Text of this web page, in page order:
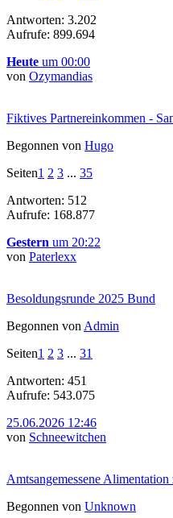
Antworten: 3.202
Aufrufe: 899.694
Heute um 00:00
von Ozymandias
Fiktives Partnereinkommen -
Begonnen von Hugo
Seiten1 2 3 ... 35
Antworten: 512
Aufrufe: 168.877
Gestern um 20:22
von Paterlexx
Besoldungsrunde 2025 Bund
Begonnen von Admin
Seiten1 2 3 ... 31
Antworten: 451
Aufrufe: 543.075
25.06.2026 12:46
von Schneewitchen
Amtsangemessene
Begonnen von Unknown